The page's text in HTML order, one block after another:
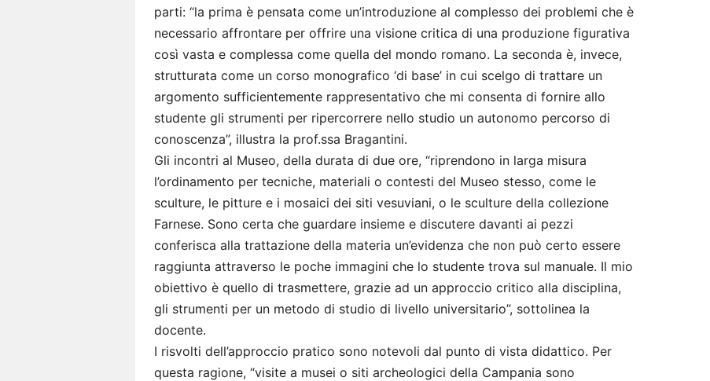
parti: “la prima è pensata come un’introduzione al complesso dei problemi che è
necessario affrontare per offrire una visione critica di una produzione figurativa
così vasta e complessa come quella del mondo romano. La seconda è, invece,
strutturata come un corso monografico ‘di base’ in cui scelgo di trattare un
argomento sufficientemente rappresentativo che mi consenta di fornire allo
studente gli strumenti per ripercorrere nello studio un autonomo percorso di
conoscenza”, illustra la prof.ssa Bragantini.
Gli incontri al Museo, della durata di due ore, “riprendono in larga misura
l’ordinamento per tecniche, materiali o contesti del Museo stesso, come le
sculture, le pitture e i mosaici dei siti vesuviani, o le sculture della collezione
Farnese. Sono certa che guardare insieme e discutere davanti ai pezzi
conferisca alla trattazione della materia un’evidenza che non può certo essere
raggiunta attraverso le poche immagini che lo studente trova sul manuale. Il mio
obiettivo è quello di trasmettere, grazie ad un approccio critico alla disciplina,
gli strumenti per un metodo di studio di livello universitario”, sottolinea la
docente.
I risvolti dell’approccio pratico sono notevoli dal punto di vista didattico. Per
questa ragione, “visite a musei o siti archeologici della Campania sono